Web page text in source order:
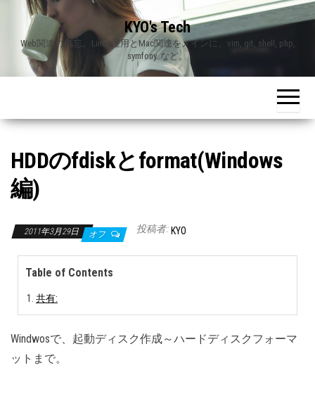
content
KYO's Tech
Web関連の備忘。Linux運用とMac関連をメインに、vim, git, shell, php,
symfony..など。
HDDのfdiskとformat(Windows
編)
2011年3月29日 オフ 投稿者: KYO
Table of Contents
共有:
Windwosで、起動ディスク作成～ハードディスクフォーマ
ットまで。